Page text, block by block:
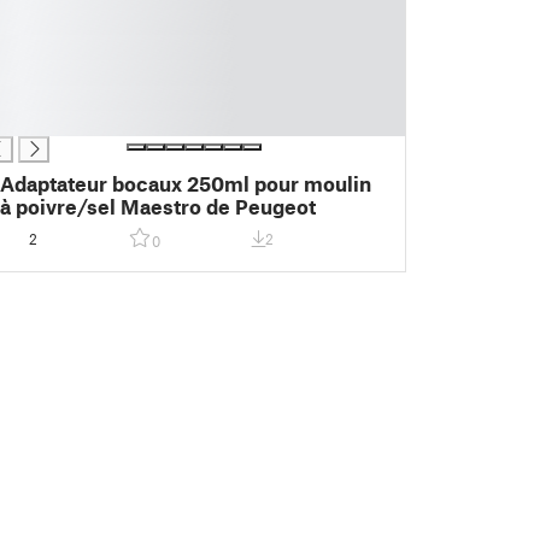
Adaptateur bocaux 250ml pour moulin
à poivre/sel Maestro de Peugeot
2 0 2